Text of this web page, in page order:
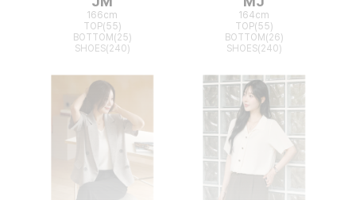
166cm
TOP(55)
BOTTOM(25)
SHOES(240)
164cm
TOP(55)
BOTTOM(26)
SHOES(240)